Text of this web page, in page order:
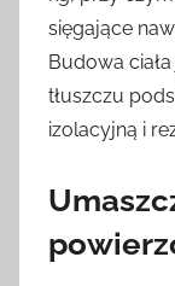
sięgające
Budowa
tłuszczu
izolacyjną i